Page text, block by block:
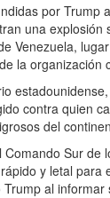
por Trump
una explosión
Venezuela,
la organización
contra quien
del
Comando Sur de
y letal para
Trump al